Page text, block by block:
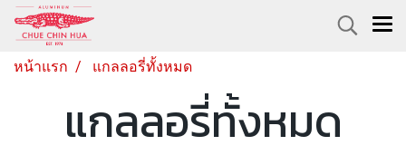
หน้าแรก แกลลอรี่ทั้งหมด
แกลลอรี่ทั้งหมด